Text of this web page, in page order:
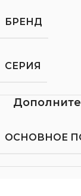
БРЕНД
СЕРИЯ
ОСНОВНОЕ